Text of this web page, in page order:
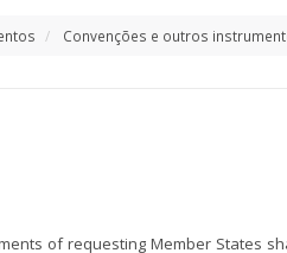
Convenções e outros
of requesting Member States